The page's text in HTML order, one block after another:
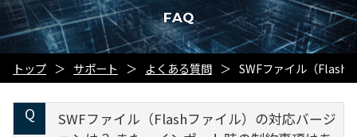
FAQ
トップ サポート よくある質問 SWFファイル（Flash
SWFファイル（Flashファイル）の対応バージ